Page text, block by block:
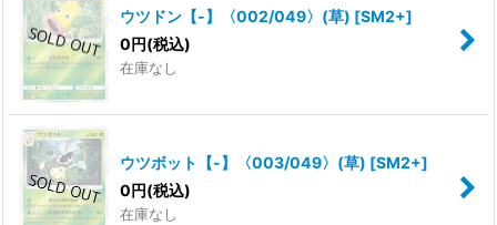
ウツドン【-】〈002/049〉(草) [SM2+]
0円(税込)
在庫なし
ウツボット【-】〈003/049〉(草) [SM2+]
0円(税込)
在庫なし